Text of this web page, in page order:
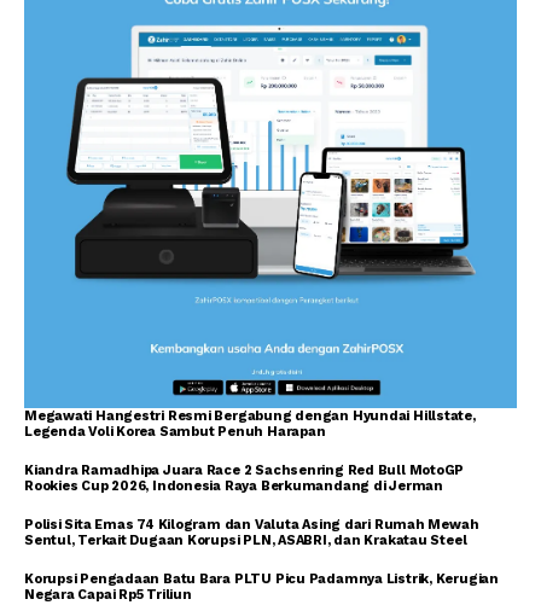
Megawati Hangestri Resmi Bergabung dengan Hyundai Hillstate,
Legenda Voli Korea Sambut Penuh Harapan
Kiandra Ramadhipa Juara Race 2 Sachsenring Red Bull MotoGP
Rookies Cup 2026, Indonesia Raya Berkumandang di Jerman
Polisi Sita Emas 74 Kilogram dan Valuta Asing dari Rumah Mewah
Sentul, Terkait Dugaan Korupsi PLN, ASABRI, dan Krakatau Steel
Korupsi Pengadaan Batu Bara PLTU Picu Padamnya Listrik, Kerugian
Negara Capai Rp5 Triliun